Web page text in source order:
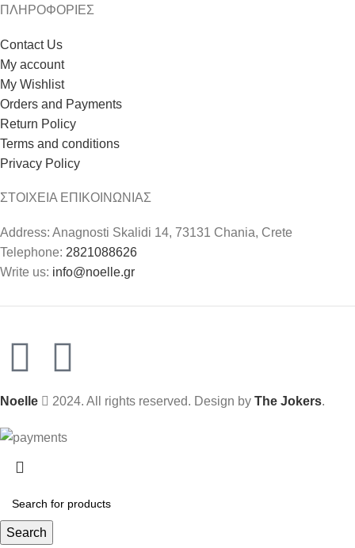
ΠΛΗΡΟΦΟΡΙΕΣ
Contact Us
My account
My Wishlist
Orders and Payments
Return Policy
Terms and conditions
Privacy Policy
ΣΤΟΙΧΕΙΑ ΕΠΙΚΟΙΝΩΝΙΑΣ
Address: Anagnosti Skalidi 14, 73131 Chania, Crete
Telephone: 2821088626
Write us: info@noelle.gr
Noelle 2024. All rights reserved. Design by The Jokers.
Search